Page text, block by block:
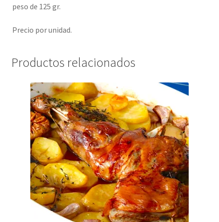
peso de 125 gr.
Precio por unidad.
Productos relacionados